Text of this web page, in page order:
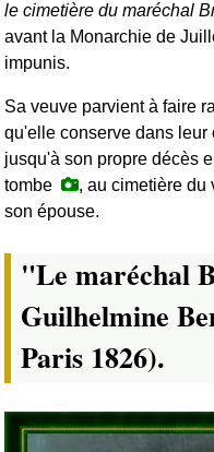
le cimetière du maréchal
avant la Monarchie de
impunis.
Sa veuve parvient à faire
qu'elle conserve dans
jusqu'à son propre décès
tombe
, au cimetière
son épouse.
"Le maréchal
Guilhelmine
Paris 1826).